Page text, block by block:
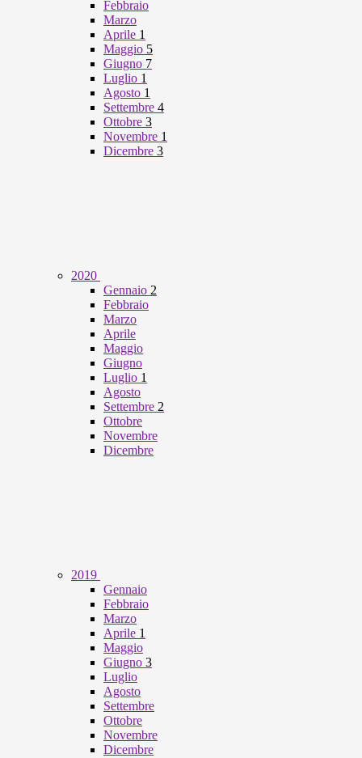
Febbraio
Marzo
Aprile 1
Maggio 5
Giugno 7
Luglio 1
Agosto 1
Settembre 4
Ottobre 3
Novembre 1
Dicembre 3
2020
Gennaio 2
Febbraio
Marzo
Aprile
Maggio
Giugno
Luglio 1
Agosto
Settembre 2
Ottobre
Novembre
Dicembre
2019
Gennaio
Febbraio
Marzo
Aprile 1
Maggio
Giugno 3
Luglio
Agosto
Settembre
Ottobre
Novembre
Dicembre